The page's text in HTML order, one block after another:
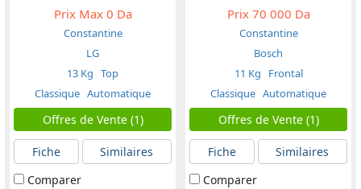
Prix Max0 Da
Constantine
LG
13 Kg Top
Classique Automatique
Offres de Vente (1)
Fiche
Similaires
Comparer
Prix70 000 Da
Constantine
Bosch
11 Kg
Frontal
Classique Automatique
Offres de Vente (1)
Fiche
Similaires
Comparer